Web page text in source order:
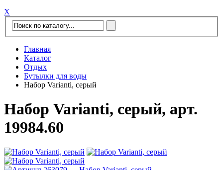
Х
Главная
Каталог
Отдых
Бутылки для воды
Набор Varianti, серый
Набор Varianti, серый, арт.
19984.60